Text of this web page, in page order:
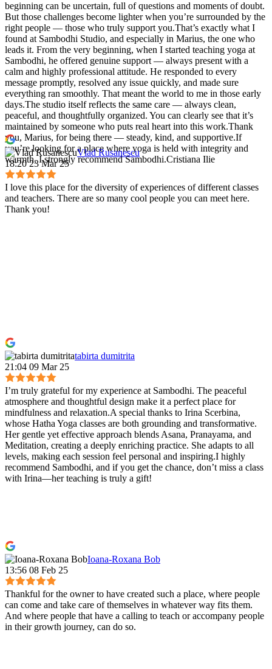
beginning can be uncertain, full of questions and moments of doubt.
But those challenges become lighter when you’re surrounded by the
right people — those who truly support you.That’s exactly what I
found at Sambodhi Studio, and especially in Marius, the one who
leads it. From the very beginning, when I started teaching yoga at
Sambodhi, he offered genuine support — always present with a
calm and highly professional attitude. He responded to every
message promptly, resolved any issue quickly, and made sure
everything ran smoothly. That meant the world to me in those early
days.The studio itself reflects the same care — always clean,
peaceful, and thoughtfully organized. You can clearly see that it’s
maintained by someone who puts real heart into this work.Thank
you, Marius, for being there — steady, kind, and supportive.If
you’re looking for a place where yoga is held with integrity and
warmth, I strongly recommend Sambodhi.Cristiana Ilie
Vlad Rusanescu
18:20 23 Mar 25
I love this place for the diversity of experiences of different classes
and teachers. There are so many cool people you can meet here.
Thank you!
tabirta dumitrita
21:04 09 Mar 25
I’m truly grateful for my experience at Sambodhi. The peaceful
atmosphere and thoughtful design make it a perfect place for
mindfulness and relaxation.A special thanks to Irina Scerbina,
whose Hatha Yoga classes are both grounding and transformative.
Her gentle yet effective approach blends Asana, Pranayama, and
Meditation, creating a deeply enriching practice. She adapts to all
levels, making each session feel personal and inspiring.I highly
recommend Sambodhi, and if you get the chance, don’t miss a class
with Irina—her teaching is truly a gift!
Ioana-Roxana Bob
13:56 08 Feb 25
Thankful for the owner to have created such a place, where people
can come and take care of themselves in whatever way fits them.
And where people that have a calling to teach or accompany people
in their growth journey, can do so.